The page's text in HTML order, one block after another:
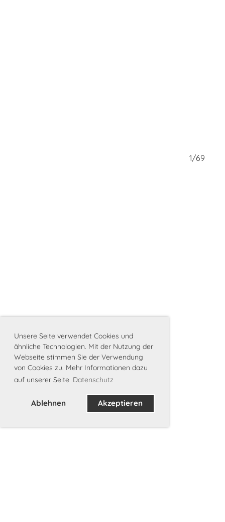
Unsere Seite verwendet Cookies und
ähnliche Technologien. Mit der Nutzung der
Webseite stimmen Sie der Verwendung
von Cookies zu. Mehr Informationen dazu
auf unserer Seite Datenschutz
Ablehnen Akzeptieren
1/69